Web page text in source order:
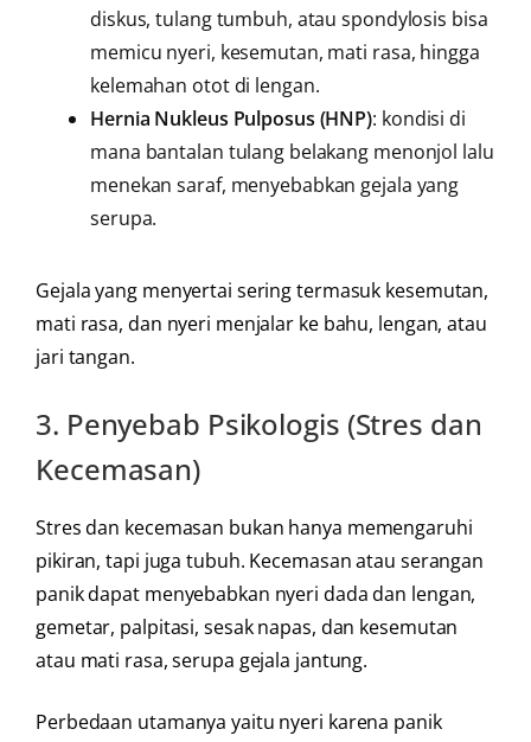
diskus, tulang tumbuh, atau spondylosis bisa
memicu nyeri, kesemutan, mati rasa, hingga
kelemahan otot di lengan.
Hernia Nukleus Pulposus (HNP): kondisi di
mana bantalan tulang belakang menonjol lalu
menekan saraf, menyebabkan gejala yang
serupa.
Gejala yang menyertai sering termasuk kesemutan,
mati rasa, dan nyeri menjalar ke bahu, lengan, atau
jari tangan.
3. Penyebab Psikologis (Stres dan
Kecemasan)
Stres dan kecemasan bukan hanya memengaruhi
pikiran, tapi juga tubuh. Kecemasan atau serangan
panik dapat menyebabkan nyeri dada dan lengan,
gemetar, palpitasi, sesak napas, dan kesemutan
atau mati rasa, serupa gejala jantung.
Perbedaan utamanya yaitu nyeri karena panik